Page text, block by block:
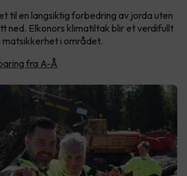
til en langsiktig forbedring av jorda uten
ned. Elkonors klimatiltak blir et verdifullt
i området.
fra A-Å